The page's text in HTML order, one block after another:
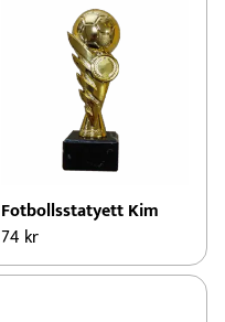
Fotbollsstatyett Kim
74 kr